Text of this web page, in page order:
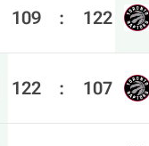
109 : 122
122 : 107